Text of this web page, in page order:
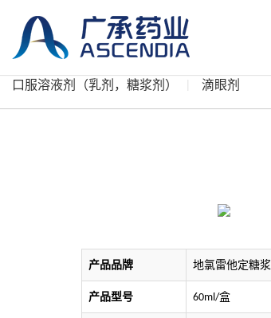
口服溶液剂（乳剂，糖浆剂） 滴眼剂
产品品牌 地氯雷他定糖浆
产品型号 60ml/盒